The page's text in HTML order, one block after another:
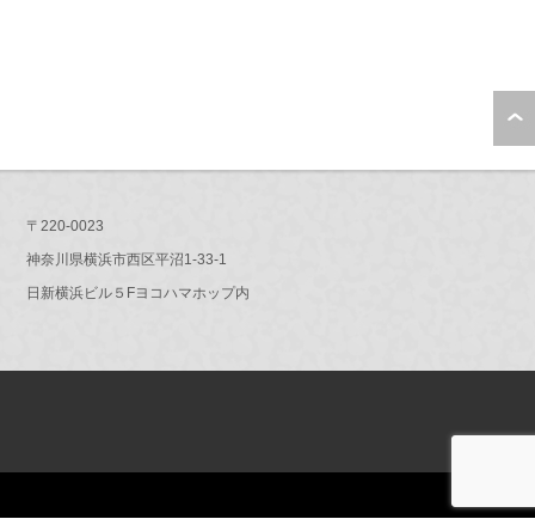
〒220-0023
神奈川県横浜市西区平沼1-33-1
日新横浜ビル５Fヨコハマホップ内